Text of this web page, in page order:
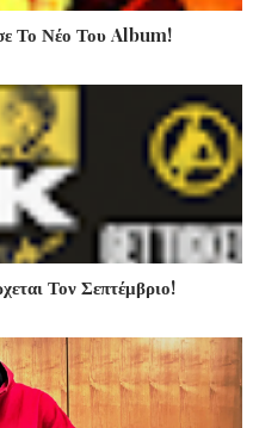
Το Νέο Του Album!
Τον Σεπτέμβριο!